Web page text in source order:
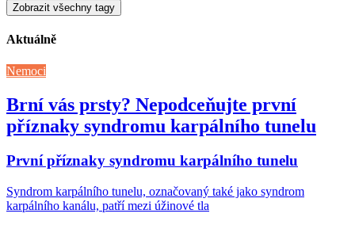
Zobrazit všechny tagy
Aktuálně
Nemoci
Brní vás prsty? Nepodceňujte první
příznaky syndromu karpálního tunelu
První příznaky syndromu karpálního tunelu
Syndrom karpálního tunelu, označovaný také jako syndrom
karpálního kanálu, patří mezi úžinové tla